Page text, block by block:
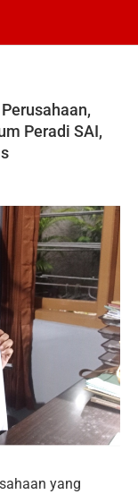
Peradi SAI,
yang